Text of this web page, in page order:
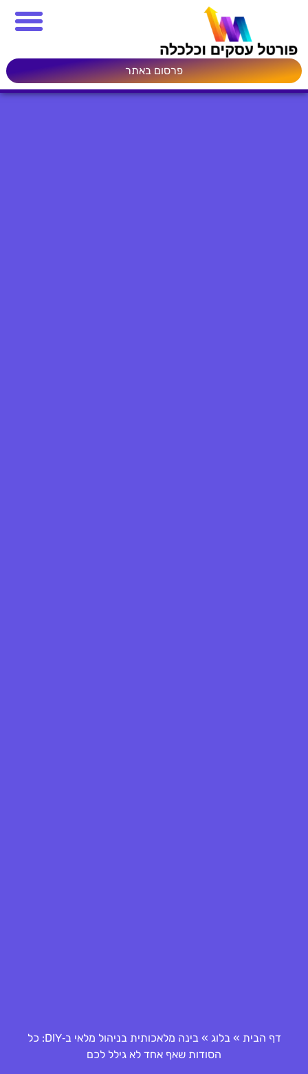
פרסום באתר
דף הבית » בלוג »
בינה מלאכותית בניהול מלאי ב‑DIY: כל
הסודות שאף אחד לא גילל לכם